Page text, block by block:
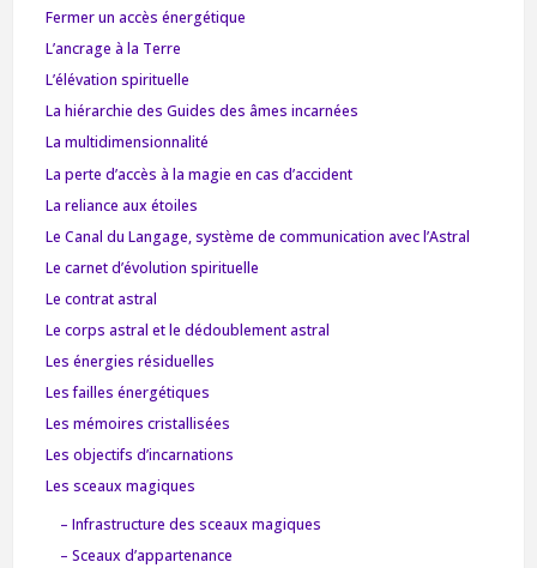
Fermer un accès énergétique
L’ancrage à la Terre
L’élévation spirituelle
La hiérarchie des Guides des âmes incarnées
La multidimensionnalité
La perte d’accès à la magie en cas d’accident
La reliance aux étoiles
Le Canal du Langage, système de communication avec l’Astral
Le carnet d’évolution spirituelle
Le contrat astral
Le corps astral et le dédoublement astral
Les énergies résiduelles
Les failles énergétiques
Les mémoires cristallisées
Les objectifs d’incarnations
Les sceaux magiques
– Infrastructure des sceaux magiques
– Sceaux d’appartenance